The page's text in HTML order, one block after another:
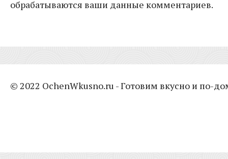
обрабатываются ваши данные комментариев.
© 2022 OchenWkusno.ru - Готовим вкусно и по-